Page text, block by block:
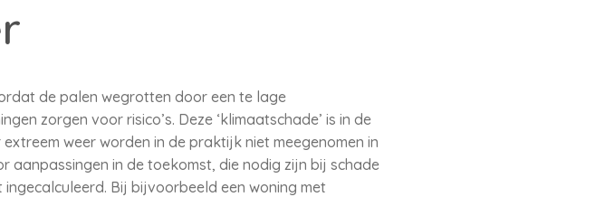
de palen wegrotten door een te lage
zorgen voor risico’s. Deze ‘klimaatschade’ is in de
weer worden in de praktijk niet meegenomen in
aanpassingen in de toekomst, die nodig zijn bij schade
Bij bijvoorbeeld een woning met